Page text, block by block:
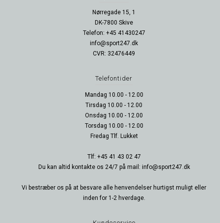
Nørregade 15, 1
DK-7800 Skive
Telefon: +45 41430247
info@sport247.dk
CVR: 32476449
Telefontider
Mandag 10.00 - 12.00
Tirsdag 10.00 - 12.00
Onsdag 10.00 - 12.00
Torsdag 10.00 - 12.00
Fredag Tlf. Lukket
Tlf: +45 41 43 02 47
Du kan altid kontakte os 24/7 på mail: info@sport247.dk
Vi bestræber os på at besvare alle henvendelser hurtigst muligt eller
inden for 1-2 hverdage.